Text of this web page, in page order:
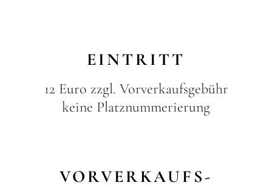
EINTRITT
12 Euro zzgl. Vorverkaufsgebühr
keine Platznummerierung
VORVERKAUFS-